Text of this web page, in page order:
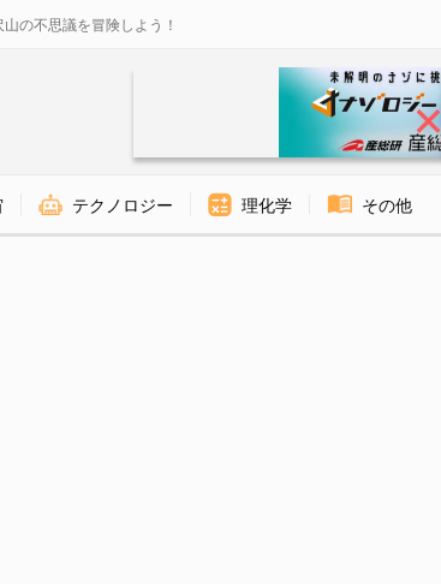
の不思議を冒険しよう！
テクノロジー 理化学 その他